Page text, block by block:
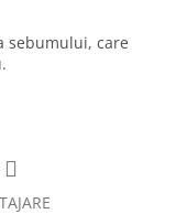
sebumului, care